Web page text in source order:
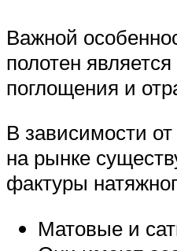
Важной
полотен
поглощения и
В зависимости от
на рынке
фактуры
Матовые и